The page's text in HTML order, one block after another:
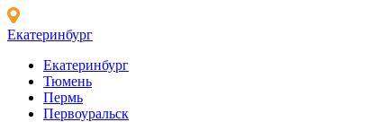
Екатеринбург
Екатеринбург
Тюмень
Пермь
Первоуральск